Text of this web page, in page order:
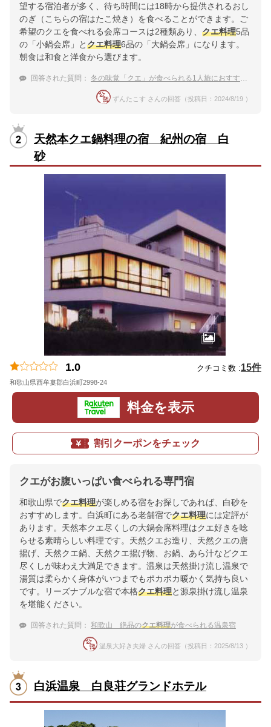
望する宿泊者が多く、待ち時間には18時から提供されるおし
のぎ（こちらの宿はたこ焼き）を食べることができます。ご
希望のクエを食べれる会席コースは2種類あり、 クエ料理5品
の「小鍋会席」とクエ料理6品の「大鍋会席」になります。
朝食は和食と洋食から選びます。
回答された質問： 冬の味覚「クエ」が食べられる1人旅におすすめな南紀白浜温泉の宿は？
ずんたこす さんの回答（投稿日：2024/8/19 ）
天然本クエ鍋料理の宿 紀州の宿 白
砂
1.0 クチコミ数 :15件
和歌山県西牟婁郡白浜町2998-24
料金を表示
割引クーポンをチェック
クエがお腹いっぱい食べられる専門宿
和歌山県でクエ料理が楽しめる宿をお探しであれば、白砂を
おすすめします。白浜町にある老舗宿でクエ料理には定評が
あります。天然本クエ尽くしの大鍋会席料理はクエ好きを唸
らせる素晴らしい料理です。天然クエお造り、天然クエの唐
揚げ、天然クエ鍋、天然クエ揚げ物、お鍋、あら汁などクエ
尽くしが味わえ大満足できます。温泉は天然掛け流し温泉で
湯質は柔らかく身体がいつまでもポカポカ暖かく気持ち良い
です。リーズナブルな宿で本格クエ料理と源泉掛け流し温泉
を堪能ください。
回答された質問： 和歌山 絶品のクエ料理が食べられる温泉宿
温泉大好き夫婦 さんの回答（投稿日：2025/8/13 ）
白浜温泉 白良荘グランドホテル